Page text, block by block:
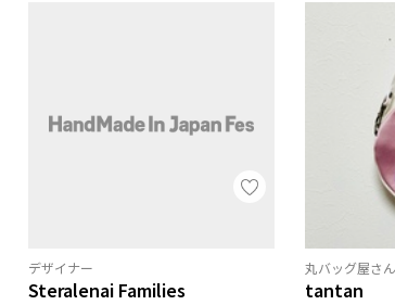
デザイナー
Steralenai Families
丸バッグ屋さん
tantan